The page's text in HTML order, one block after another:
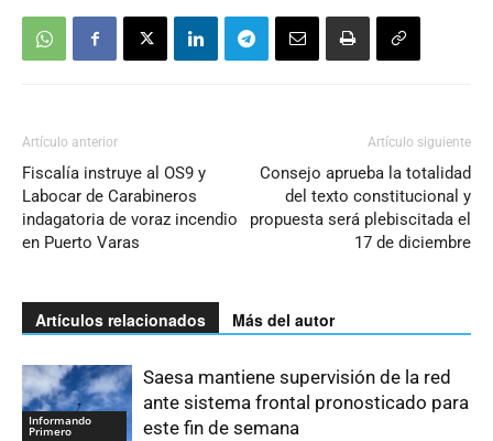
Artículo anterior
Fiscalía instruye al OS9 y
Labocar de Carabineros
indagatoria de voraz incendio
en Puerto Varas
Artículo siguiente
Consejo aprueba la totalidad
del texto constitucional y
propuesta será plebiscitada el
17 de diciembre
Artículos relacionados Más del autor
Informando
Primero
Saesa mantiene supervisión de la red
ante sistema frontal pronosticado para
este fin de semana